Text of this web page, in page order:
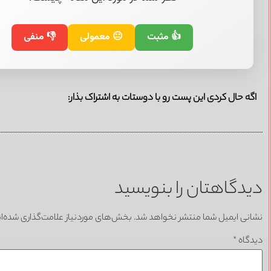
👍 مثبت 😐 معمولی 👎 منفی
اگه حال کردی این پست رو با دوستات به اشتراک بذار:
دیدگاهتان را بنویسید
نشانی ایمیل شما منتشر نخواهد شد. بخش‌های موردنیاز علامت‌گذاری
دیدگاه *